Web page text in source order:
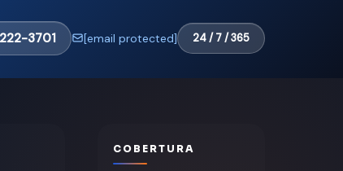
3701 [email protected] 24 / 7 / 365
COBERTURA